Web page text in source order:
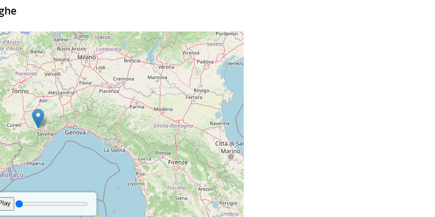
8 km/h - O
Brezza leggera
54% 1021 hPa
0.1 mm
5 km/h - O
Bava di vento
42% 1021 hPa
0.7 mm
3 km/h - NO
Bava di vento
72% 1021 hPa
06:28 20:36 Durata del giorno: 14:07
Precipitazioni Vento Umidità Pressione
4 km/h - O
Bava di vento
63% 1022 hPa
8 km/h - O
Brezza leggera
63% 1022 hPa
5 km/h - N
Bava di vento
39% 1021 hPa
5 km/h - NE
Bava di vento
63% 28% 1017 hPa
3 km/h - SE
Bava di vento
75% 10% 1018 hPa
3 km/h - S
Bava di vento
80% 6% 1018 hPa
4 km/h - S
Bava di vento
83% 0% 1018 hPa
06:25 20:40 Durata del giorno: 14:15
Precipitazioni Vento Umidità Nuvolosità Pressione
3 km/h - SO
Bava di vento
85% 0% 1018 hPa
3 km/h - S
Bava di vento
84% 0% 1018 hPa